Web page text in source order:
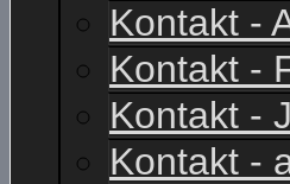
Kontakt -
Kontakt -
Kontakt -
Kontakt -